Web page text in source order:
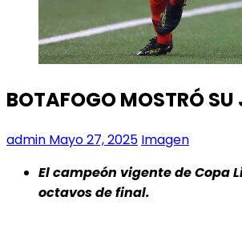
BOTAFOGO MOSTRÓ
admin Mayo 27, 2025 Imagen
El campeón vigente de Copa
octavos de final.